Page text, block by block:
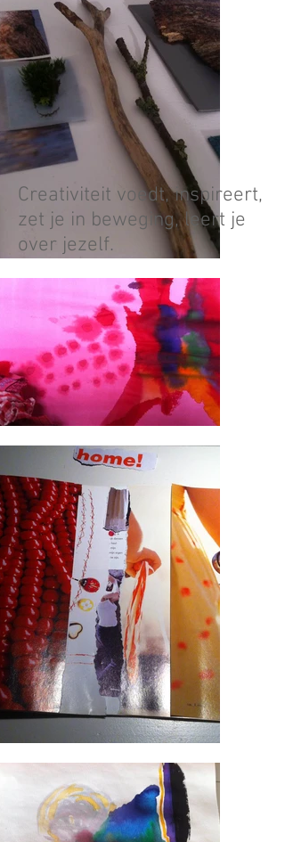
Creativiteit voedt, inspireert,
zet je in beweging, leert je
over jezelf.